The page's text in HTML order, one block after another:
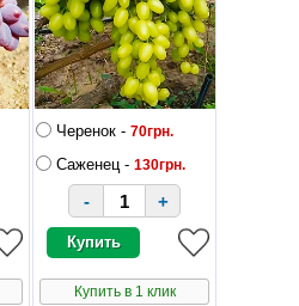
Черенок - 70грн.
Саженец - 130грн.
- +
Купить в 1 клик